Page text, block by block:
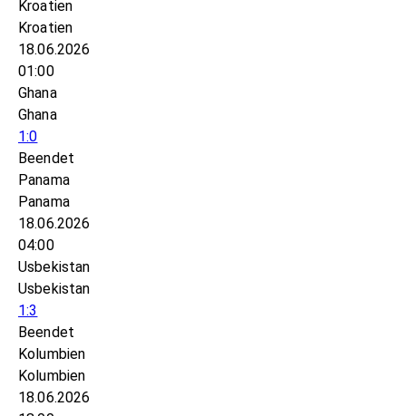
Kroatien
Kroatien
18.06.2026
01:00
Ghana
Ghana
1:0
Beendet
Panama
Panama
18.06.2026
04:00
Usbekistan
Usbekistan
1:3
Beendet
Kolumbien
Kolumbien
18.06.2026